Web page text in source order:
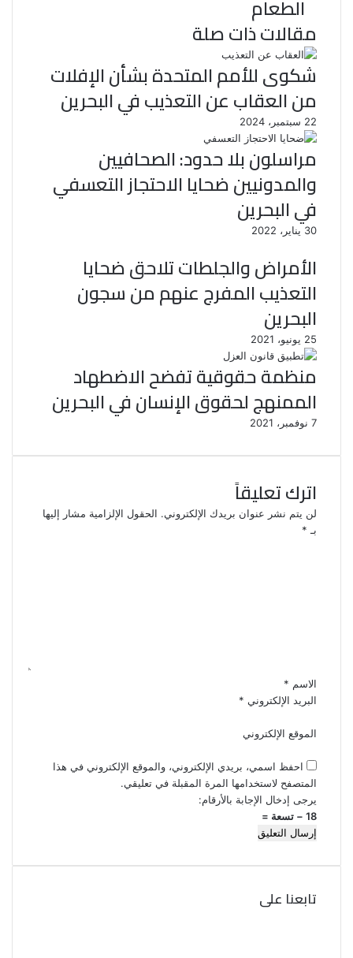
الطعام
مقالات ذات صلة
شكوى للأمم المتحدة بشأن الإفلات
من العقاب عن التعذيب في البحرين
22 سبتمبر، 2024
مراسلون بلا حدود: الصحافيين
والمدونيين ضحايا الاحتجاز التعسفي
في البحرين
30 يناير، 2022
الأمراض والجلطات تلاحق ضحايا
التعذيب المفرج عنهم من سجون
البحرين
25 يونيو، 2021
منظمة حقوقية تفضح الاضطهاد
الممنهج لحقوق الإنسان في البحرين
7 نوفمبر، 2021
اترك تعليقاً
لن يتم نشر عنوان بريدك الإلكتروني. الحقول الإلزامية مشار إليها
بـ *
الاسم *
البريد الإلكتروني *
الموقع الإلكتروني
احفظ اسمي، بريدي الإلكتروني، والموقع الإلكتروني في هذا
المتصفح لاستخدامها المرة المقبلة في تعليقي.
يرجى إدخال الإجابة بالأرقام:
18 − تسعة =
تابعنا على